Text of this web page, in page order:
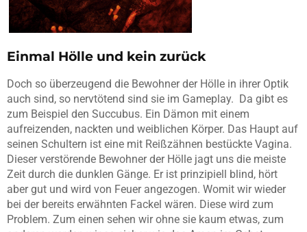
Einmal Hölle und kein zurück
Doch so überzeugend die Bewohner der Hölle in ihrer Optik
auch sind, so nervtötend sind sie im Gameplay. Da gibt es
zum Beispiel den Succubus. Ein Dämon mit einem
aufreizenden, nackten und weiblichen Körper. Das Haupt auf
seinen Schultern ist eine mit Reißzähnen bestückte Vagina.
Dieser verstörende Bewohner der Hölle jagt uns die meiste
Zeit durch die dunklen Gänge. Er ist prinzipiell blind, hört
aber gut und wird von Feuer angezogen. Womit wir wieder
bei der bereits erwähnten Fackel wären. Diese wird zum
Problem. Zum einen sehen wir ohne sie kaum etwas, zum